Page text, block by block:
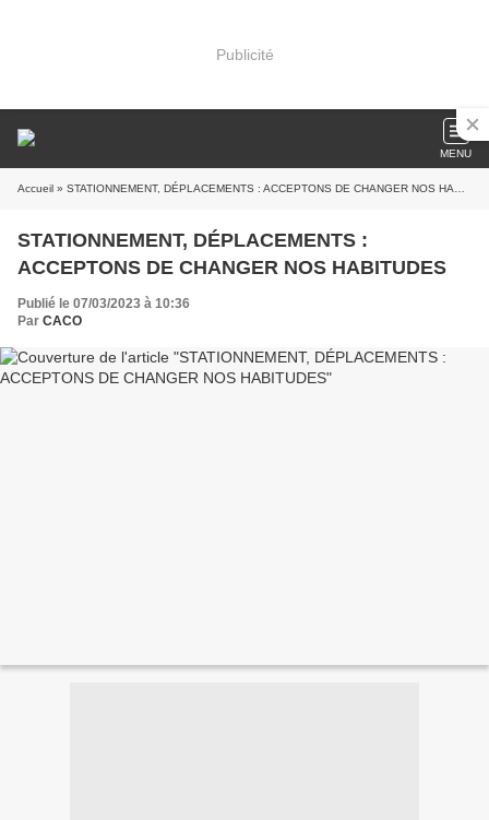
Publicité
MENU
Accueil » STATIONNEMENT, DÉPLACEMENTS : ACCEPTONS DE CHANGER NOS HABITUDES
STATIONNEMENT, DÉPLACEMENTS :
ACCEPTONS DE CHANGER NOS HABITUDES
Publié le 07/03/2023 à 10:36
Par CACO